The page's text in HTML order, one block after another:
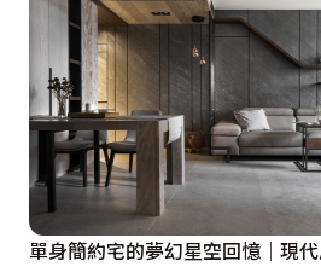
單身簡約宅的夢幻星空回憶│現